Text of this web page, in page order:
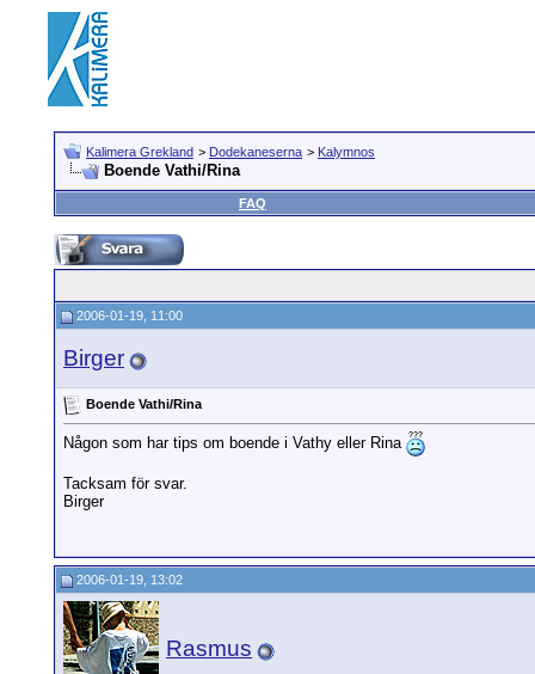
Kalimera Grekland > Dodekaneserna > Kalymnos
Boende Vathi/Rina
FAQ
2006-01-19, 11:00
Birger
Boende Vathi/Rina
Någon som har tips om boende i Vathy eller Rina
Tacksam för svar.
Birger
2006-01-19, 13:02
Rasmus